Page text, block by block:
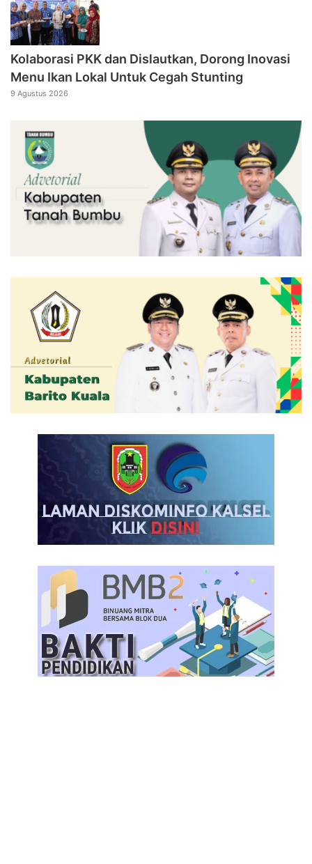
Kolaborasi PKK dan Dislautkan, Dorong Inovasi
Menu Ikan Lokal Untuk Cegah Stunting
9 Agustus 2026